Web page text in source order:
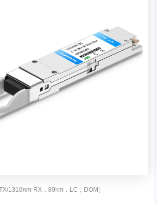
1310nm-RX，80km，LC，DOM）